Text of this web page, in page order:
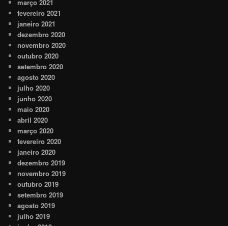
março 2021
fevereiro 2021
janeiro 2021
dezembro 2020
novembro 2020
outubro 2020
setembro 2020
agosto 2020
julho 2020
junho 2020
maio 2020
abril 2020
março 2020
fevereiro 2020
janeiro 2020
dezembro 2019
novembro 2019
outubro 2019
setembro 2019
agosto 2019
julho 2019